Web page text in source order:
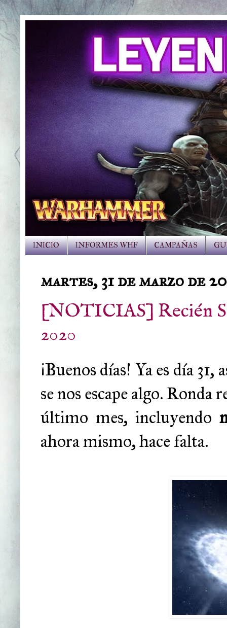
INICIO INFORMES WHF CAMPAÑAS
martes, 31 de marzo de
[NOTICIAS] Recién
2020
¡Buenos días! Ya es día
se nos escape algo. Ronda
último mes, incluyendo
ahora mismo, hace falta.